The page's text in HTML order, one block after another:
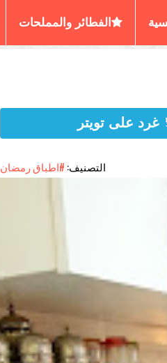
الفطائر والمملحات
غرد على تويتر
التصنيف: #اطباق رمضان